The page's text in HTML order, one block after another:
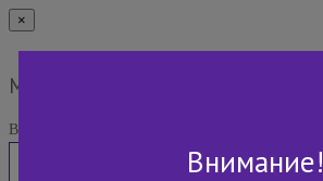
×
Мы Вам перезвоним
Ваше имя:
Внимание!